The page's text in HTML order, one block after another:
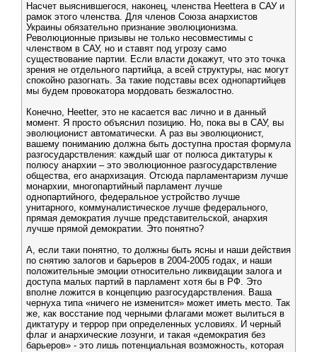
Насчет выяснившегося, наконец, членства Heetterа в САУ и
рамок этого членства. Для членов Союза анархистов
Украины обязательно признание эволюционизма.
Революционные призывы не только несовместимы с
членством в САУ, но и ставят под угрозу само
существование партии. Если власти докажут, что это точка
зрения не отдельного партийца, а всей структуры, нас могут
спокойно разогнать. За такие подставы всех однопартийцев
мы будем провокатора мордовать безжалостно.
Конечно, Heetter, это не касается вас лично и в данный
момент. Я просто объяснил позицию. Но, пока вы в САУ, вы
эволюционист автоматически. А раз вы эволюционист,
вашему пониманию должна быть доступна простая формула
разгосударствления: каждый шаг от полюса диктатуры к
полюсу анархии – это эволюционное разгосударствление
общества, его анархизация. Отсюда парламентаризм лучше
монархии, многопартийный парламент лучше
однопартийного, федеральное устройство лучше
унитарного, коммуналистическое лучше федерального,
прямая демократия лучше представительской, анархия
лучше прямой демократии. Это понятно?
А, если таки понятно, то должны быть ясны и наши действия
по снятию залогов и барьеров в 2004-2005 годах, и наши
положительные эмоции относительно ликвидации залога и
доступа малых партий в парламент хотя бы в РФ. Это
вполне ложится в концепцию разгосударствления. Ваша
чернуха типа «ничего не изменится» может иметь место. Так
же, как восстание под черными флагами может вылиться в
диктатуру и террор при определенных условиях. И черный
флаг и анархические лозунги, и такая «демократия без
барьеров» - это лишь потенциальная возможность, которая